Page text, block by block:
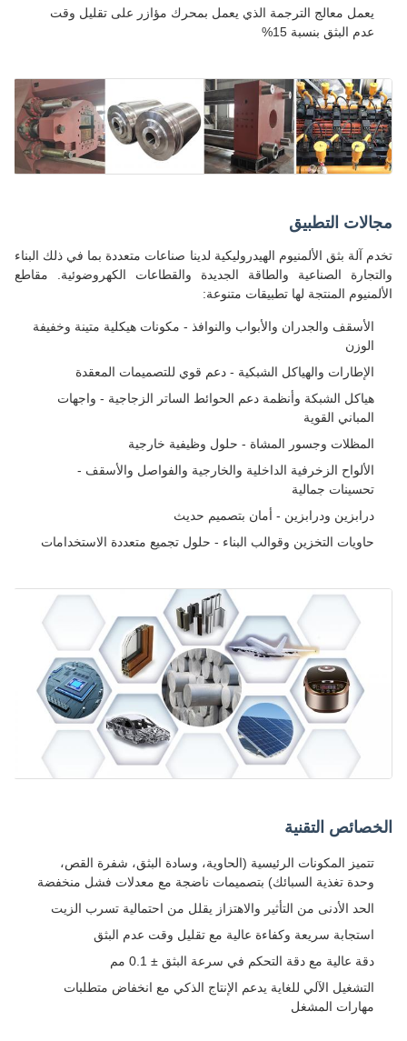
يعمل معالج الترجمة الذي يعمل بمحرك مؤازر على تقليل وقت
عدم البثق بنسبة 15%
مجالات التطبيق
تخدم آلة بثق الألمنيوم الهيدروليكية لدينا صناعات متعددة بما في ذلك البناء
والتجارة الصناعية والطاقة الجديدة والقطاعات الكهروضوئية. مقاطع
الألمنيوم المنتجة لها تطبيقات متنوعة:
الأسقف والجدران والأبواب والنوافذ - مكونات هيكلية متينة وخفيفة
الوزن
الإطارات والهياكل الشبكية - دعم قوي للتصميمات المعقدة
هياكل الشبكة وأنظمة دعم الحوائط الساتر الزجاجية - واجهات
المباني القوية
المظلات وجسور المشاة - حلول وظيفية خارجية
الألواح الزخرفية الداخلية والخارجية والفواصل والأسقف -
تحسينات جمالية
درابزين ودرابزين - أمان بتصميم حديث
حاويات التخزين وقوالب البناء - حلول تجميع متعددة الاستخدامات
الخصائص التقنية
تتميز المكونات الرئيسية (الحاوية، وسادة البثق، شفرة القص،
وحدة تغذية السبائك) بتصميمات ناضجة مع معدلات فشل منخفضة
الحد الأدنى من التأثير والاهتزاز يقلل من احتمالية تسرب الزيت
استجابة سريعة وكفاءة عالية مع تقليل وقت عدم البثق
دقة عالية مع دقة التحكم في سرعة البثق ± 0.1 مم
التشغيل الآلي للغاية يدعم الإنتاج الذكي مع انخفاض متطلبات
مهارات المشغل